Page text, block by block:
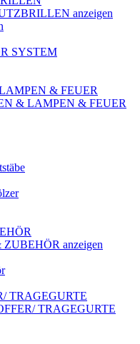
anzeigen
SYSTEM
& FEUER
& LAMPEN & FEUER
anzeigen
TRAGEGURTE
TRAGEGURTE